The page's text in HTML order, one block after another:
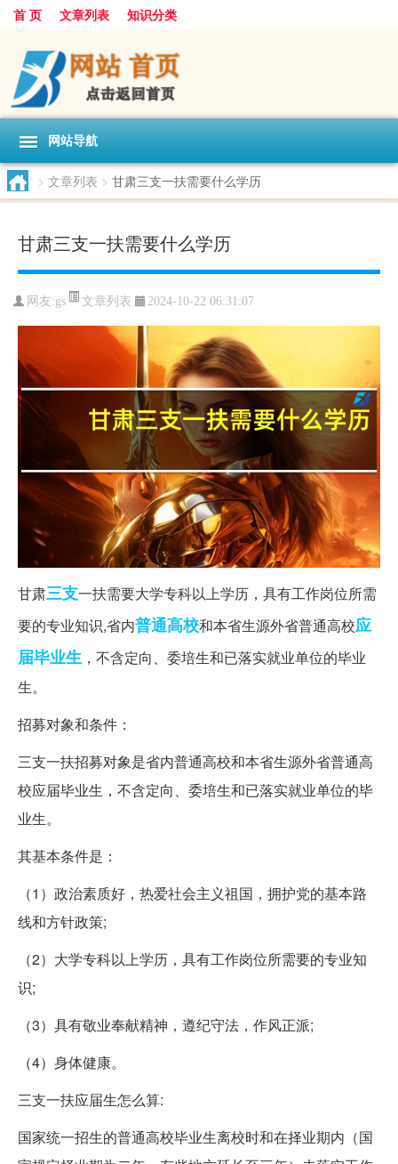
首 页 文章列表 知识分类
网站导航
> 文章列表 > 甘肃三支一扶需要什么学历
甘肃三支一扶需要什么学历
网友:gs 文章列表 2024-10-22 06:31:07
甘肃三支一扶需要大学专科以上学历，具有工作岗位所需
要的专业知识,省内普通高校和本省生源外省普通高校应
届毕业生 ，不含定向、委培生和已落实就业单位的毕业
生。
招募对象和条件：
三支一扶招募对象是省内普通高校和本省生源外省普通高
校应届毕业生，不含定向、委培生和已落实就业单位的毕
业生。
其基本条件是：
（1）政治素质好，热爱社会主义祖国，拥护党的基本路
线和方针政策;
（2）大学专科以上学历，具有工作岗位所需要的专业知
识;
（3）具有敬业奉献精神，遵纪守法，作风正派;
（4）身体健康。
三支一扶应届生怎么算:
国家统一招生的普通高校毕业生离校时和在择业期内（国